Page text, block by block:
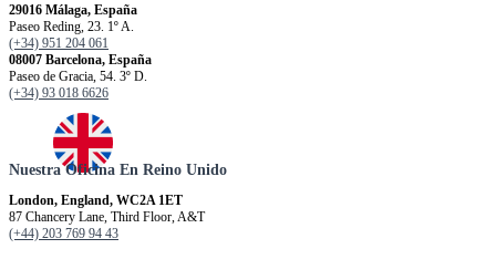
29016 Málaga, España
Paseo Reding, 23. 1º A.
(+34) 951 204 061
08007 Barcelona, España
Paseo de Gracia, 54. 3º D.
(+34) 93 018 6626
Nuestra Oficina En Reino Unido
London, England, WC2A 1ET
87 Chancery Lane, Third Floor, A&T
(+44) 203 769 94 43